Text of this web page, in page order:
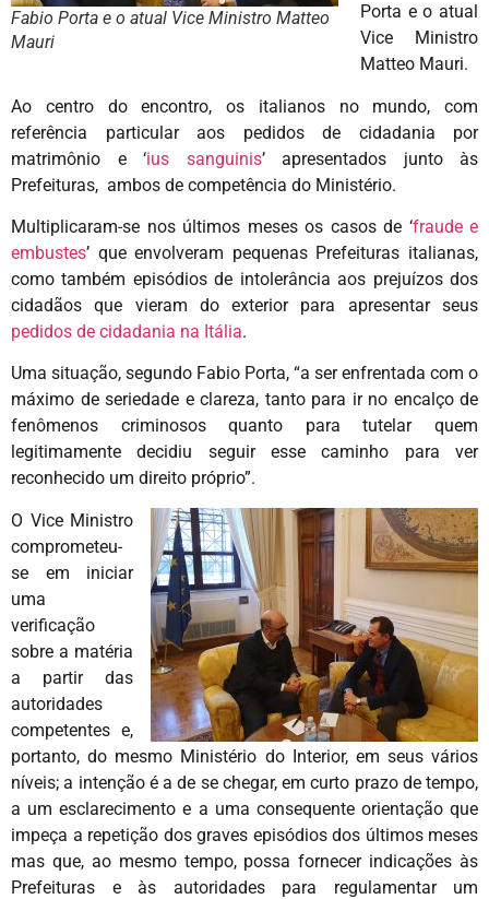
Fabio Porta e o atual Vice Ministro Matteo
Mauri
Porta e o atual
Vice Ministro
Matteo Mauri.
Ao centro do encontro, os italianos no mundo, com
referência particular aos pedidos de cidadania por
matrimônio e ‘ius sanguinis’ apresentados junto às
Prefeituras, ambos de competência do Ministério.
Multiplicaram-se nos últimos meses os casos de ‘fraude e
embustes’ que envolveram pequenas Prefeituras italianas,
como também episódios de intolerância aos prejuízos dos
cidadãos que vieram do exterior para apresentar seus
pedidos de cidadania na Itália.
Uma situação, segundo Fabio Porta, “a ser enfrentada com o
máximo de seriedade e clareza, tanto para ir no encalço de
fenômenos criminosos quanto para tutelar quem
legitimamente decidiu seguir esse caminho para ver
reconhecido um direito próprio”.
O Vice Ministro
comprometeu-
se em iniciar
uma
verificação
sobre a matéria
a partir das
autoridades
competentes e,
portanto, do mesmo Ministério do Interior, em seus vários
níveis; a intenção é a de se chegar, em curto prazo de tempo,
a um esclarecimento e a uma consequente orientação que
impeça a repetição dos graves episódios dos últimos meses
mas que, ao mesmo tempo, possa fornecer indicações às
Prefeituras e às autoridades para regulamentar um